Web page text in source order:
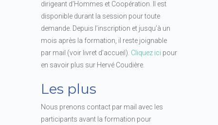
dirigeant d’Hommes et Coopération. Il est
disponible durant la session pour toute
demande. Depuis l’inscription et jusqu’à un
mois après la formation, il reste joignable
par mail (voir livret d’accueil). Cliquez ici pour
en savoir plus sur Hervé Coudière.
Les plus
Nous prenons contact par mail avec les
participants avant la formation pour